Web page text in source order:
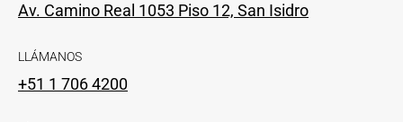
Av. Camino Real 1053 Piso 12, San Isidro
LLÁMANOS
+51 1 706 4200